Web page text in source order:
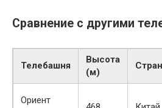
Сравнение с другими
Телебашня
Высота
(м)
Ориент